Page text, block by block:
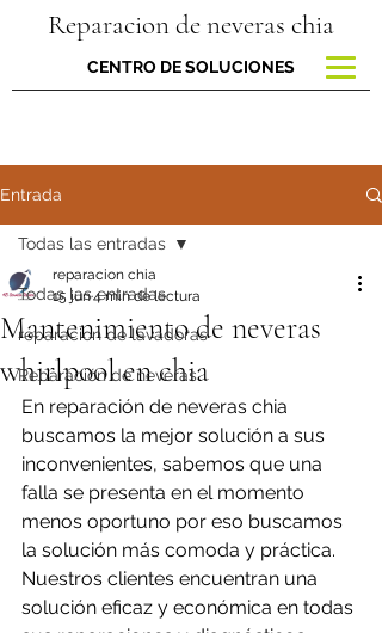
Reparacion de neveras chia
CENTRO DE SOLUCIONES
Entrada
Todas las entradas
reparacion de lavadoras
Reparación de neveras
Todas las entradas
Mantenimiento de neveras
whirlpool en chia
reparacion chia
15 jun4 min de lectura
En reparación de neveras chia
buscamos la mejor solución a sus
inconvenientes, sabemos que una
falla se presenta en el momento
menos oportuno por eso buscamos
la solución más comoda y práctica.
Nuestros clientes encuentran una
solución eficaz y económica en todas